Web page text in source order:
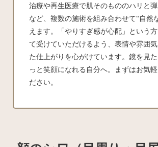
治療や再生医療で肌そのもののハリと
など、複数の施術を組み合わせて“自然
えます。「やりすぎ感が心配」という
て受けていただけるよう、表情や雰囲
た仕上がりを心がけています。鏡を見
っと笑顔になれる自分へ。まずはお気軽
ださい。